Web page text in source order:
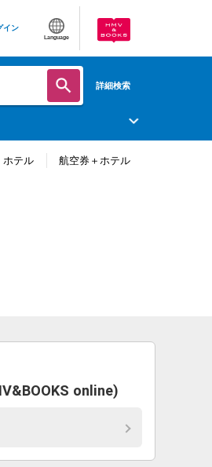
イン
Language
詳細検索
ホテル 航空券＋ホテル
online)